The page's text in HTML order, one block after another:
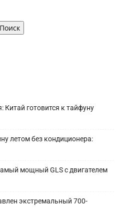
Поиск
Китай готовится к тайфуну
летом без кондиционера:
мощный GLS с двигателем
экстремальный 700-